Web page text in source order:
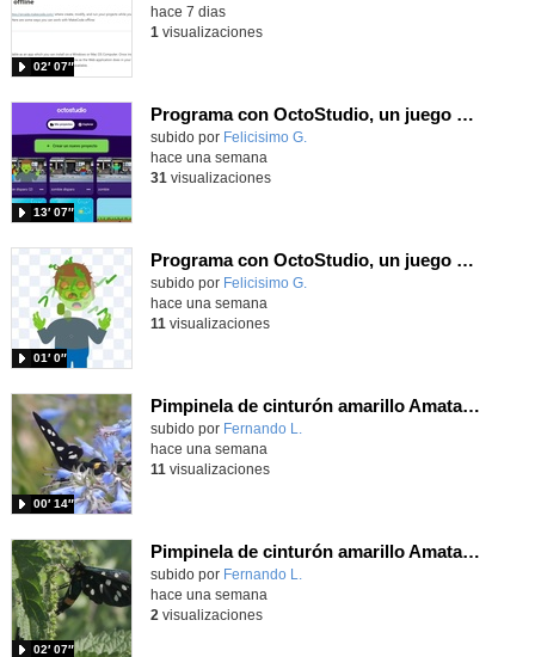
02′ 07″
hace 7 dias
1 visualizaciones
Programa con OctoStudio, un juego de disparos contra Zombies con un cargador basado en el House of the dead
Contenido educativo.
subido por Felicisimo G.
13′ 07″
hace una semana
31 visualizaciones
Programa con OctoStudio, un juego homenajeando al House of the dead con Zombies
Contenido educativo.
subido por Felicisimo G.
01′ 0″
hace una semana
11 visualizaciones
Pimpinela de cinturón amarillo Amata phegea (Linnaeus, 1758)
Contenido educativo.
subido por Fernando L.
00′ 14″
hace una semana
11 visualizaciones
Pimpinela de cinturón amarillo Amata phegea (Linnaeus, 1758)
Contenido educativo.
subido por Fernando L.
02′ 07″
hace una semana
2 visualizaciones